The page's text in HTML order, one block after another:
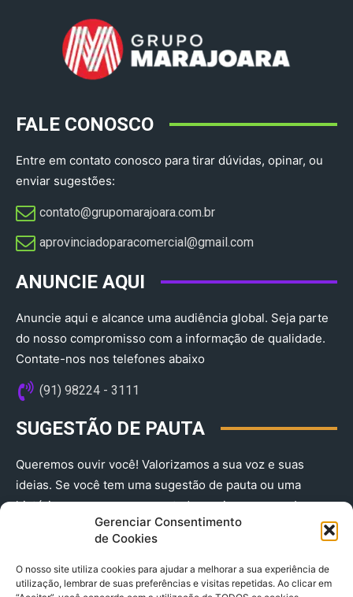
Gerenciar Consentimento
de Cookies
O nosso site utiliza cookies para ajudar a melhorar a sua experiência de
utilização, lembrar de suas preferências e visitas repetidas. Ao clicar em
FALE CONOSCO
Entre em contato conosco para tirar dúvidas, opinar, ou
enviar sugestões:
contato@grupomarajoara.com.br
aprovinciadoparacomercial@gmail.com​
ANUNCIE AQUI
Anuncie aqui e alcance uma audiência global. Seja parte
do nosso compromisso com a informação de qualidade.
Contate-nos nos telefones abaixo
(91) 98224 - 3111
SUGESTÃO DE PAUTA
Queremos ouvir você! Valorizamos a sua voz e suas
ideias. Se você tem uma sugestão de pauta ou uma
história que merece ser contada, envie-nos agora!
(91) 98224 - 3111